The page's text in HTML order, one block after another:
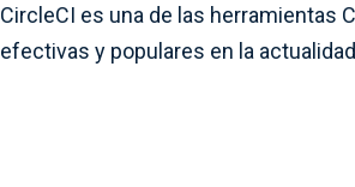
CircleCI es una de las herramientas
efectivas y populares en la